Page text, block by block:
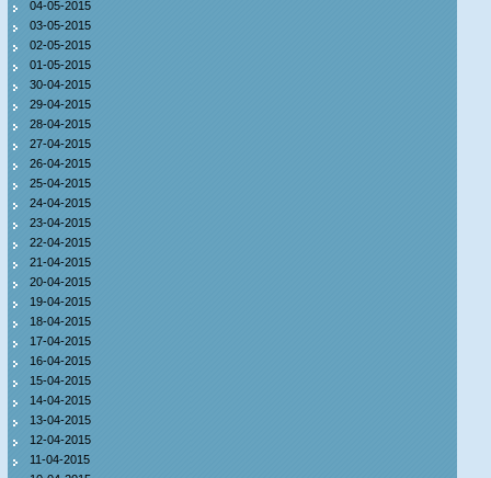
04-05-2015
03-05-2015
02-05-2015
01-05-2015
30-04-2015
29-04-2015
28-04-2015
27-04-2015
26-04-2015
25-04-2015
24-04-2015
23-04-2015
22-04-2015
21-04-2015
20-04-2015
19-04-2015
18-04-2015
17-04-2015
16-04-2015
15-04-2015
14-04-2015
13-04-2015
12-04-2015
11-04-2015